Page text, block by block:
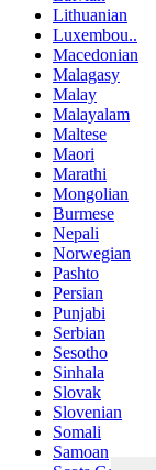
Lithuanian
Luxembou..
Macedonian
Malagasy
Malay
Malayalam
Maltese
Maori
Marathi
Mongolian
Burmese
Nepali
Norwegian
Pashto
Persian
Punjabi
Serbian
Sesotho
Sinhala
Slovak
Slovenian
Somali
Samoan